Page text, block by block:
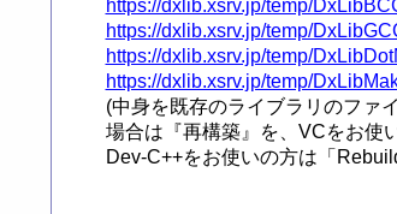
https://dxlib.xsrv.jp/temp/
https://dxlib.xsrv.jp/temp/
https://dxlib.xsrv.jp/temp/
https://dxlib.xsrv.jp/temp/
(中身を既存のライブラリのファ
場合は『再構築』を、VCをお使
Dev-C++をお使いの方は「